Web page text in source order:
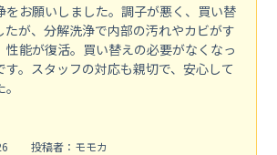
をお願いしました。調子が悪く、買い替
たが、分解洗浄で内部の汚れやカビがす
性能が復活。買い替えの必要がなくなっ
す。スタッフの対応も親切で、安心して
投稿者：モモカ